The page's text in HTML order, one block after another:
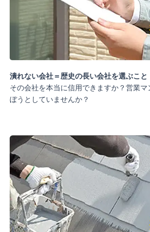
潰れない会社＝歴史の長い会社を選ぶこと​
その会社を本当に信用できますか？営業
ぼうとしていませんか？